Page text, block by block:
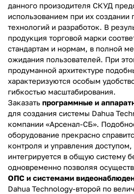
данного произодителя СКУД
использованием при их создании
технологий и разработок. В
продукция торговой марки
стандартам и нормам, в полной
ожидания пользователей. При
продуманной архитектуре
характеризуются особым
гибкостью масштабирования.
Заказать программные и
для создания системы Dahua
компании «Арсенал-СБ».
оборудование прекрасно
контроля и управления доступом,
интегрируется в общую систему
одновременно позволяя
ОПС и системами
Dahua Technology-второй по